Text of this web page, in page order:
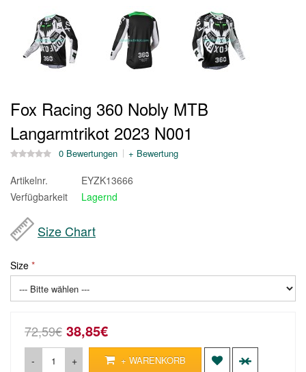
Fox Racing 360 Nobly MTB
Langarmtrikot 2023 N001
0 Bewertungen + Bewertung
Artikelnr.
EYZK13666
Verfügbarkeit
Lagernd
Size Chart
Size
72,59€ 38,85€
- + + WARENKORB